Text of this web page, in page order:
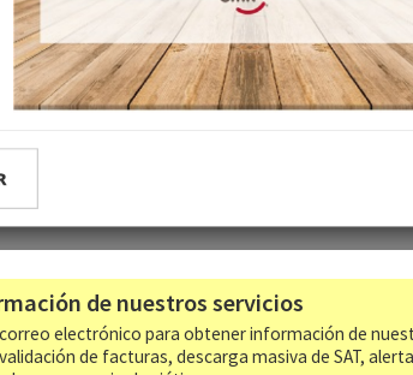
de nuestros servicios
electrónico para obtener información de
de facturas, descarga masiva de SAT,